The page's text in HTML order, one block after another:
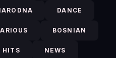
DANCE
BOSNIAN
HITS NEWS